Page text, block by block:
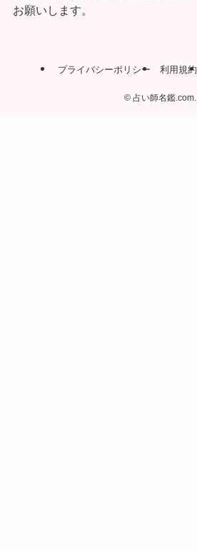
お願いします。
プライバシーポリシー 利用規約
©占い師名鑑.com.